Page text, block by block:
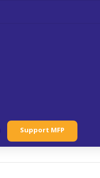
Support MFP